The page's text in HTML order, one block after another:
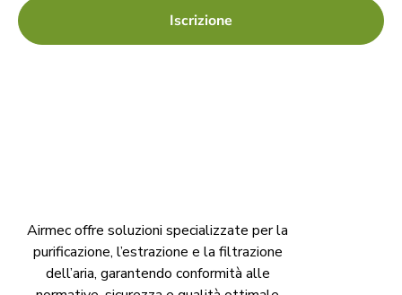
Iscrizione
Airmec offre soluzioni specializzate per la
purificazione, l’estrazione e la filtrazione
dell’aria, garantendo conformità alle